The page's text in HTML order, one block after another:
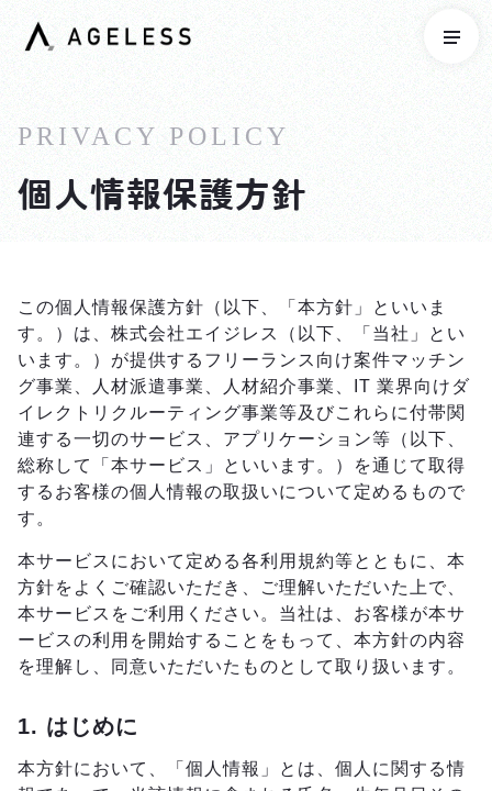
PRIVACY POLICY
個人情報保護方針
この個人情報保護方針（以下、「本方針」といいま
す。）は、株式会社エイジレス（以下、「当社」とい
います。）が提供するフリーランス向け案件マッチン
グ事業、人材派遣事業、人材紹介事業、IT 業界向けダ
イレクトリクルーティング事業等及びこれらに付帯関
連する一切のサービス、アプリケーション等（以下、
総称して「本サービス」といいます。）を通じて取得
するお客様の個人情報の取扱いについて定めるもので
す。
本サービスにおいて定める各利用規約等とともに、本
方針をよくご確認いただき、ご理解いただいた上で、
本サービスをご利用ください。当社は、お客様が本サ
ービスの利用を開始することをもって、本方針の内容
を理解し、同意いただいたものとして取り扱います。
1. はじめに
本方針において、「個人情報」とは、個人に関する情